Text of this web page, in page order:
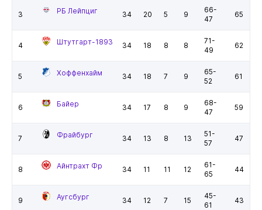
3 РБ Лейпциг 34 20 5 9
66-
47
65
4 Штутгарт-1893 34 18 8 8
71-
49
62
5 Хоффенхайм 34 18 7 9
65-
52
61
6 Байер 34 17 8 9
68-
47
59
7 Фрайбург 34 13 8 13
51-
57
47
8 Айнтрахт Фр 34 11 11 12
61-
65
44
9 Аугсбург 34 12 7 15
45-
61
43